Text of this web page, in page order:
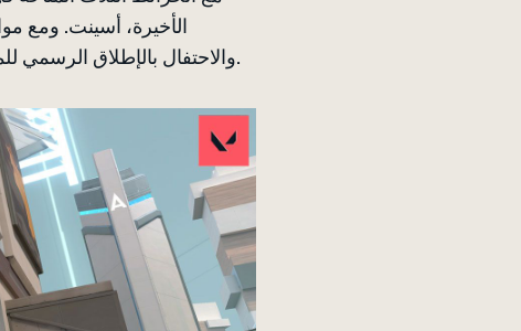
الأخيرة، أسينت. ومع
والاحتفال بالإطلاق الرسمي للمحتوى الجديد، مثل كيلجوي ومظهر غليتش بوب، كما كان ظاهرًا في سبليت لفترة محدودة.